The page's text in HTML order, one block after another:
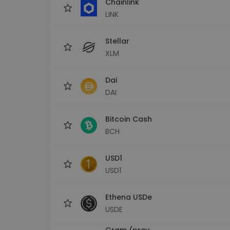
LINK
Stellar
XLM
Dai
DAI
Bitcoin Cash
BCH
USD1
USD1
Ethena USDe
USDE